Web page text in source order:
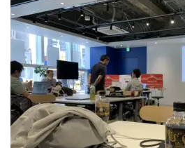
《リスキリング補助金コース》
リスキリング補助金対象コース説明
《SDGs》
U-15メタバースプログラミング講座
入学案内